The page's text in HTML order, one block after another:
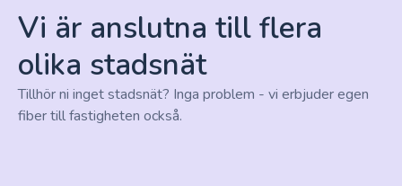
Vi är anslutna till flera
olika stadsnät
Tillhör ni inget stadsnät? Inga problem - vi erbjuder egen
fiber till fastigheten också.